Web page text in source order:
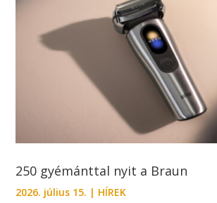
250 gyémánttal nyit a Braun
2026. július 15. | HÍREK